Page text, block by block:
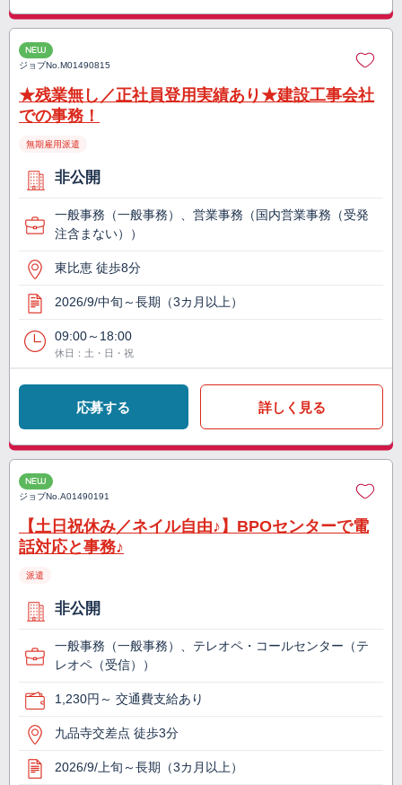
NEW
ジョブNo.M01490815
★残業無し／正社員登用実績あり★建設工事会社
での事務！
無期雇用派遣
非公開
一般事務（一般事務）、営業事務（国内営業事務（受発
注含まない））
東比恵 徒歩8分
2026/9/中旬～長期（3カ月以上）
09:00～18:00
休日：土・日・祝
応募する 詳しく見る
NEW
ジョブNo.A01490191
【土日祝休み／ネイル自由♪】BPOセンターで電
話対応と事務♪
派遣
非公開
一般事務（一般事務）、テレオペ・コールセンター（テ
レオペ（受信））
1,230円～ 交通費支給あり
九品寺交差点 徒歩3分
2026/9/上旬～長期（3カ月以上）